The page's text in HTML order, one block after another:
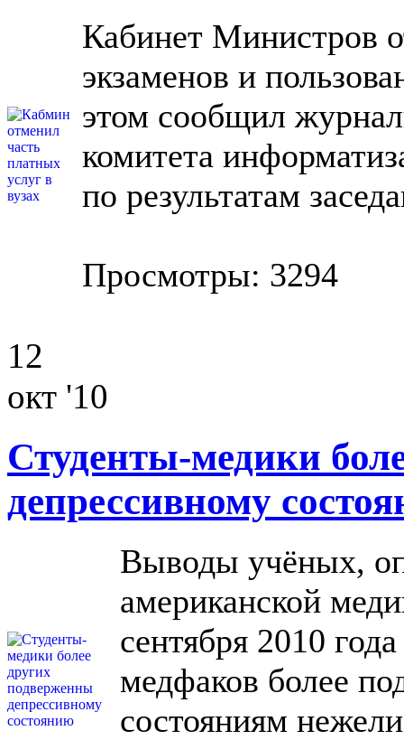
Кабинет Министров
экзаменов и
этом сообщил
комитета
по результатам
Просмотры: 3294
12
окт '10
Студенты-медики
депрессивному
Выводы учёных,
американской
сентября 2010
медфаков более
состояниям